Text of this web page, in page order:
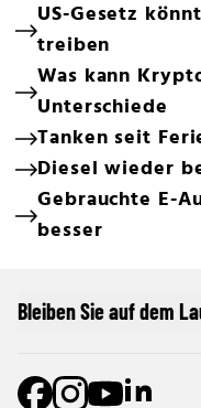
US-Gesetz
treiben
Was kann
Unterschiede
Tanken seit
Diesel wieder
Gebrauchte E-
besser
Bleiben Sie auf dem